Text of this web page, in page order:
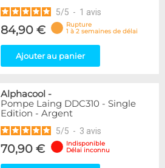
5/5 - 1 avis
84,90 €
Rupture
1 à 2 semaines de délai
Ajouter au panier
Alphacool -
Pompe Laing DDC310 - Single
Edition - Argent
5/5 - 3 avis
70,90 €
Indisponible
Délai inconnu